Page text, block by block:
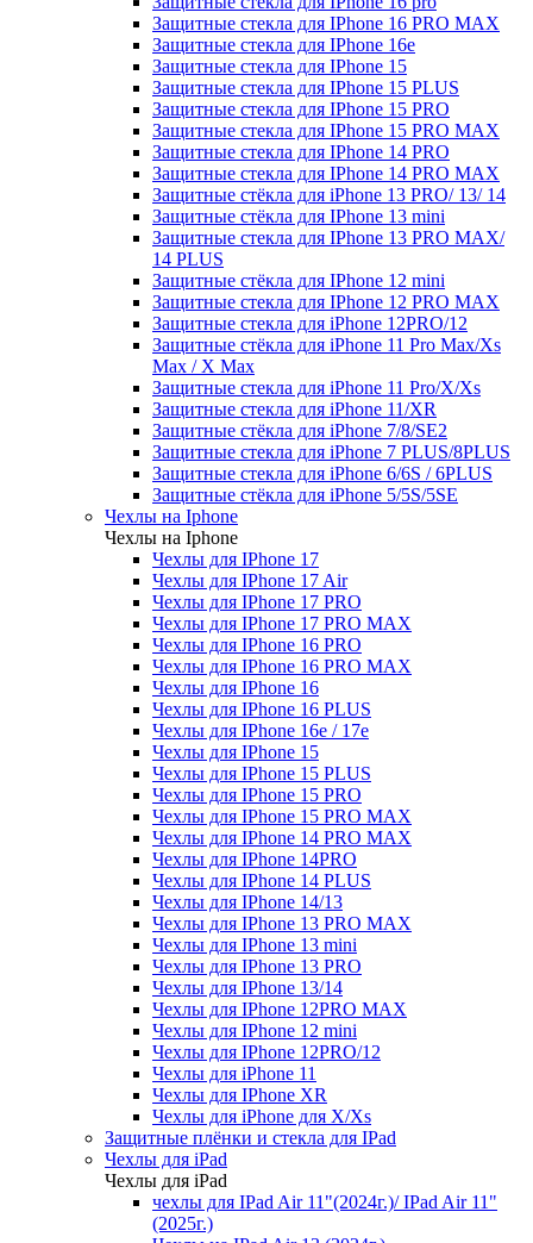
Защитные стекла для IPhone 16 PRO MAX
Защитные стекла для IPhone 16e
Защитные стекла для IPhone 15
Защитные стекла для IPhone 15 PLUS
Защитные стекла для IPhone 15 PRO
Защитные стекла для IPhone 15 PRO MAX
Защитные стекла для IPhone 14 PRO
Защитные стекла для IPhone 14 PRO MAX
Защитные стёкла для iPhone 13 PRO/ 13/ 14
Защитные стёкла для IPhone 13 mini
Защитные стекла для IPhone 13 PRO MAX/
14 PLUS
Защитные стёкла для IPhone 12 mini
Защитные стекла для IPhone 12 PRO MAX
Защитные стекла для iPhone 12PRO/12
Защитные стёкла для iPhone 11 Pro Max/Xs
Max / X Max
Защитные стекла для iPhone 11 Pro/X/Xs
Защитные стекла для iPhone 11/XR
Защитные стёкла для iPhone 7/8/SE2
Защитные стекла для iPhone 7 PLUS/8PLUS
Защитные стекла для iPhone 6/6S / 6PLUS
Защитные стёкла для iPhone 5/5S/5SE
Чехлы на Iphone
Чехлы на Iphone
Чехлы для IPhone 17
Чехлы для IPhone 17 Air
Чехлы для IPhone 17 PRO
Чехлы для IPhone 17 PRO MAX
Чехлы для IPhone 16 PRO
Чехлы для IPhone 16 PRO MAX
Чехлы для IPhone 16
Чехлы для IPhone 16 PLUS
Чехлы для IPhone 16e / 17e
Чехлы для IPhone 15
Чехлы для IPhone 15 PLUS
Чехлы для IPhone 15 PRO
Чехлы для IPhone 15 PRO MAX
Чехлы для IPhone 14 PRO MAX
Чехлы для IPhone 14PRO
Чехлы для IPhone 14 PLUS
Чехлы для IPhone 14/13
Чехлы для IPhone 13 PRO MAX
Чехлы для IPhone 13 mini
Чехлы для IPhone 13 PRO
Чехлы для IPhone 13/14
Чехлы для IPhone 12PRO MAX
Чехлы для IPhone 12 mini
Чехлы для IPhone 12PRO/12
Чехлы для iPhone 11
Чехлы для IPhone XR
Чехлы для iPhone для X/Xs
Защитные плёнки и стекла для IPad
Чехлы для iPad
Чехлы для iPad
чехлы для IPad Air 11"(2024г.)/ IPad Air 11"
(2025г.)